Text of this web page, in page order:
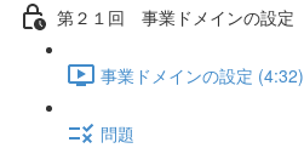
第２１回 事業ドメインの設定
事業ドメインの設定 (4:32)
問題